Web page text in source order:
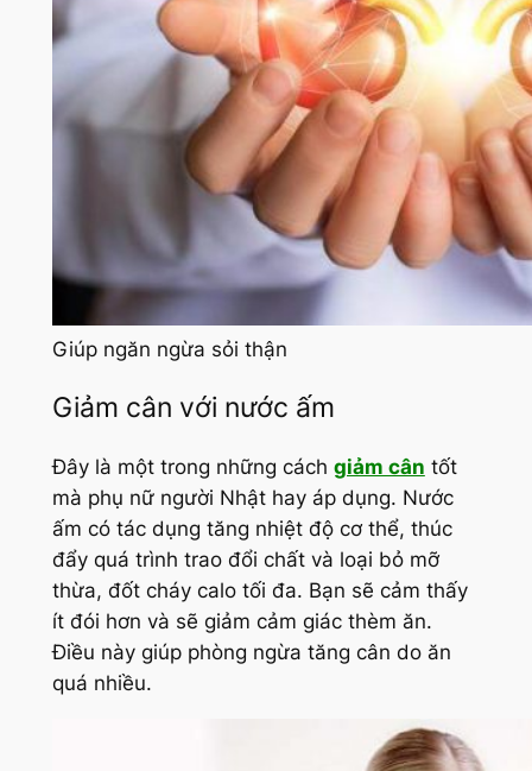
Giúp ngăn ngừa sỏi thận
Giảm cân với nước ấm
Đây là một trong những cách giảm cân tốt
mà phụ nữ người Nhật hay áp dụng. Nước
ấm có tác dụng tăng nhiệt độ cơ thể, thúc
đẩy quá trình trao đổi chất và loại bỏ mỡ
thừa, đốt cháy calo tối đa. Bạn sẽ cảm thấy
ít đói hơn và sẽ giảm cảm giác thèm ăn.
Điều này giúp phòng ngừa tăng cân do ăn
quá nhiều.